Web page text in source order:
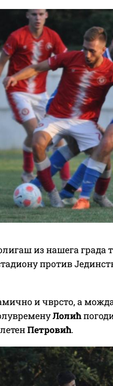
из нашега града
против
и чврсто, а
Лолић
Петровић.